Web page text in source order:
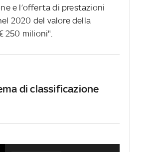
e l’offerta di prestazioni
2020 del valore della
250 milioni".
di classificazione